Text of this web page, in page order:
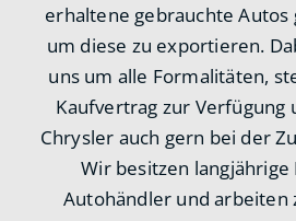
erhaltene gebrauchte Autos
um diese zu exportieren.
uns um alle Formalitäten,
Kaufvertrag zur Verfügung
Chrysler auch gern bei der
Wir besitzen langjährige
Autohändler und arbeiten